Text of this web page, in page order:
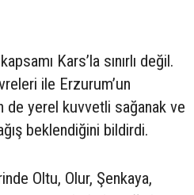
Kars’la sınırlı değil.
ile Erzurum’un
yerel kuvvetli sağanak ve
beklendiğini bildirdi.
Oltu, Olur, Şenkaya,